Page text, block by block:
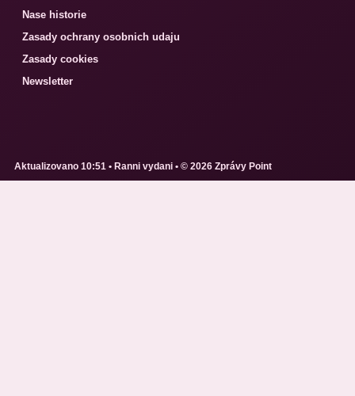
Nase historie
Zasady ochrany osobnich udaju
Zasady cookies
Newsletter
Aktualizovano 10:51 • Ranni vydani • © 2026 Zprávy Point